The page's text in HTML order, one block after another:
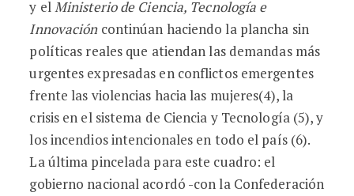
y elMinisterio de Ciencia, Tecnología e
Innovacióncontinúan haciendo la plancha sin
políticas reales que atiendan las demandas más
urgentes expresadas en conflictos emergentes
frente las violencias hacia las mujeres(4), la
crisis en el sistema de Ciencia y Tecnología (5), y
los incendios intencionales en todo el país (6).
La última pincelada para este cuadro: el
gobierno nacional acordó -con la Confederación